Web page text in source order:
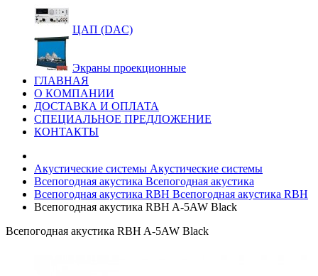
ЦАП (DAC)
Экраны проекционные
ГЛАВНАЯ
О КОМПАНИИ
ДОСТАВКА И ОПЛАТА
СПЕЦИАЛЬНОЕ ПРЕДЛОЖЕНИЕ
КОНТАКТЫ
Акустические системы Акустические системы
Всепогодная акустика Всепогодная акустика
Всепогодная акустика RBH Всепогодная акустика RBH
Всепогодная акустика RBH A-5AW Black
Всепогодная акустика RBH A-5AW Black